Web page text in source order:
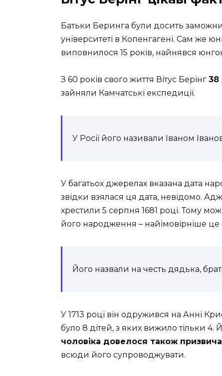
Батьки Беринга були досить
університеті в Копенгагені. Сам же
виповнилося 15 років, найнявся
З 60 років свого життя Вітус Берінг 38
зайняли Камчатські експедиції.
У Росії його називали Іваном
У багатьох джерелах вказана дата
звідки взялася ця дата, невідомо.
хрестили 5 серпня 1681 році. Тому
його народження – найімовірніше це
Його назвали на честь дядька,
У 1713 році він одружився на Анні
було 8 дітей, з яких вижило тільки 4.
чоловіка довелося також
всюди його супроводжувати.